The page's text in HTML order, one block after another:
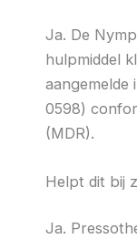
Ja. De
hulpmiddel
aangemelde
0598)
(MDR).
Helpt dit bij
Ja.